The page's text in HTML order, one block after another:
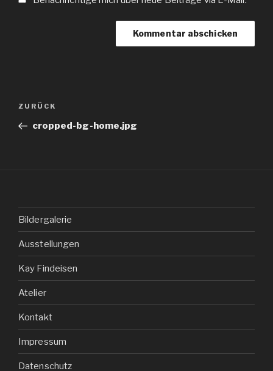
Beitragsnavigation
Vorheriger
Beitrag
ZURÜCK
cropped-bg-home.jpg
Bildergalerie
Ausstellungen
Kay Findeisen
Atelier
Kontakt
Impressum
Datenschutz